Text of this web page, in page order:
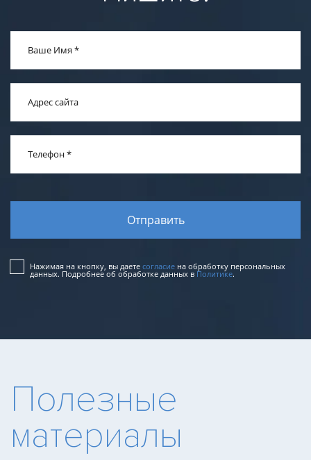
Ваше Имя *
Адрес сайта
Телефон*
Нажимая на кнопку, вы даете согласие на обработку персональных
данных. Подробнее об обработке данных в Политике.
Полезные
материалы